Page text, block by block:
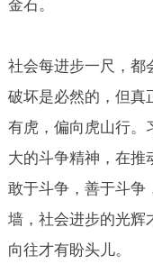
金石。
社会每进步一尺，都
破坏是必然的，但真
有虎，偏向虎山行。
大的斗争精神，在推
敢于斗争，善于斗争
墙，社会进步的光辉
向往才有盼头儿。